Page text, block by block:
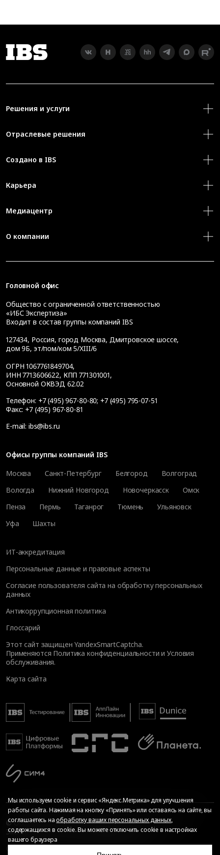
Решения и услуги
Отраслевые решения
Создано в IBS
Карьера
Медиацентр
О компании
Головной офис
Общество с ограниченной ответственностью
«ИБС Экспертиза»
Входит в состав группы компаний IBS
127434, Россия, город Москва, Дмитровское шоссе,
дом 9Б, эт/пом/ком 5/XIII/6
ОГРН 1067761849704,
ИНН 7713606622, КПП 771301001,
Основной ОКВЭД 62.02
Телефон: +7 (495) 967-80-80; +7 (495) 795-07-51
Факс: +7 (495) 967-80-81
E-mail: ibs@ibs.ru
Офисы группы компаний IBS
Москва
Санкт-Петербург Белгород
Волгоград
Вологда
Нижний Новгород Новочеркасск
Омск
Пенза
Пермь Таганрог Тюмень
Ульяновск
Уфа
Шахты
ИТ-аккредитация
Персональные данные и правовые аспекты
Согласие пользователя сайта на обработку персональных
данных
Антикоррупционная политика
Глоссарий
Этот сайт защищен YandexSmartCaptcha.
Применяются Политика конфиденциальности иУсловия
обслуживания.
Карта сайта
© Общество с ограниченной ответственностью «ИБС
Экспертиза», 2026. Все права защищены
Мы используем cookie и сервис «Яндекс.Метрика» для улучшения
работы сайта. Нажимая на кнопку «Принять» или оставаясь на сайте, вы
соглашаетесь наобработку ваших персональных данных,
содержащихся в cookie. Вы можете отключить cookie в настройках
вашего браузера